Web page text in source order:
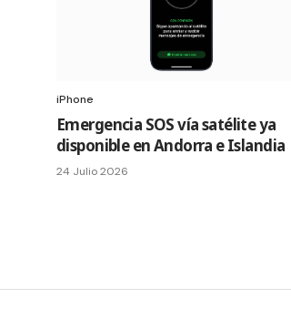
iPhone
Emergencia SOS vía satélite ya
disponible en Andorra e Islandia
24 Julio 2026